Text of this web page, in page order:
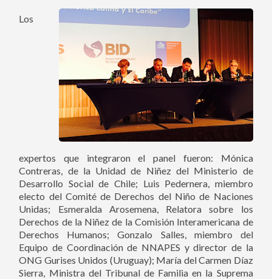
Los
expertos que integraron el panel fueron: Mónica
Contreras, de la Unidad de Niñez del Ministerio de
Desarrollo Social de Chile; Luis Pedernera, miembro
electo del Comité de Derechos del Niño de Naciones
Unidas; Esmeralda Arosemena, Relatora sobre los
Derechos de la Niñez de la Comisión Interamericana de
Derechos Humanos; Gonzalo Salles, miembro del
Equipo de Coordinación de NNAPES y director de la
ONG Gurises Unidos (Uruguay); María del Carmen Díaz
Sierra, Ministra del Tribunal de Familia en la Suprema